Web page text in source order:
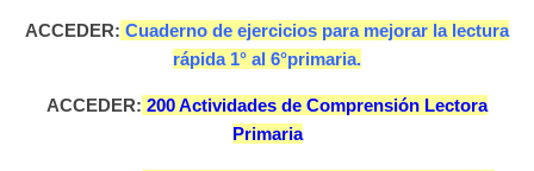
ACCEDER: Cuaderno de ejercicios para mejorar la lectura
rápida 1° al 6°primaria.
ACCEDER: 200 Actividades de Comprensión Lectora
Primaria